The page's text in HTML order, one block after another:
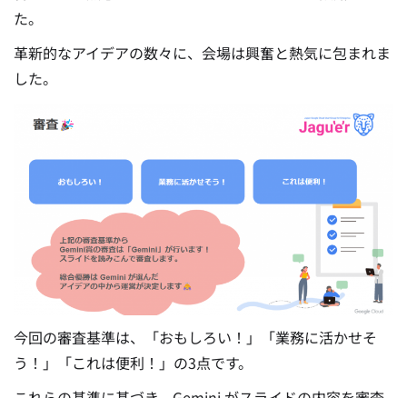
た。
革新的なアイデアの数々に、会場は興奮と熱気に包まれま
した。
今回の審査基準は、「おもしろい！」「業務に活かせそ
う！」「これは便利！」の3点です。